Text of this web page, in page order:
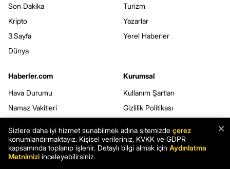
Son Dakika
Kripto
3.Sayfa
Dünya
Turizm
Yazarlar
Yerel Haberler
Haberler.com
Hava Durumu
Namaz Vakitleri
Şans Oyunları
Rüya Tabirleri
Kurumsal
Kullanım Şartları
Gizlilik Politikası
Kişisel Verilerin Korunması
Veri Sahibi Başvuru Formu
×
Sizlere daha iyi hizmet sunabilmek adına sitemizde çerez
konumlandırmaktayız. Kişisel verileriniz, KVKK ve GDPR
kapsamında toplanıp işlenir. Detaylı bilgi almak için Aydınlatma
Metnimizi inceleyebilirsiniz.